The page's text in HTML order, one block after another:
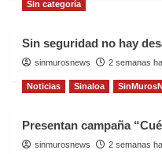
Sin categoría
Sin seguridad no hay
sinmurosnews 2 semanas
Noticias Sinaloa
Presentan campaña
sinmurosnews 2 semanas